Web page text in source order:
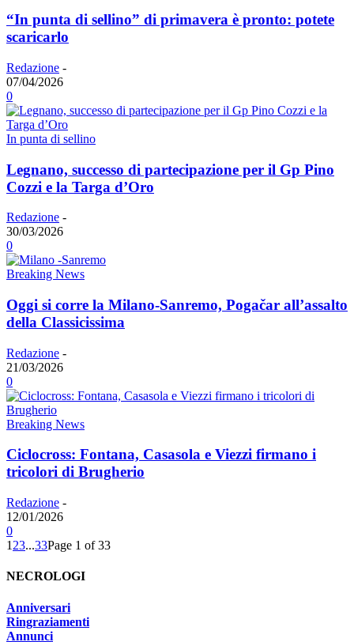
“In punta di sellino” di primavera è pronto: potete
scaricarlo
Redazione -
07/04/2026
0
In punta di sellino
Legnano, successo di partecipazione per il Gp Pino
Cozzi e la Targa d’Oro
Redazione -
30/03/2026
0
Breaking News
Oggi si corre la Milano-Sanremo, Pogačar all’assalto
della Classicissima
Redazione -
21/03/2026
0
Breaking News
Ciclocross: Fontana, Casasola e Viezzi firmano i
tricolori di Brugherio
Redazione -
12/01/2026
0
1 23...33Page 1 of 33
NECROLOGI
Anniversari
Ringraziamenti
Annunci